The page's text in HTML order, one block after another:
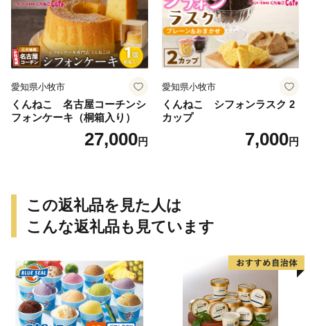
愛知県小牧市
くんねこ 名古屋コーチンシ
フォンケーキ（桐箱入り）
27,000円
愛知県小牧市
くんねこ シフォンラスク 2
カップ
7,000円
この返礼品を見た人は
こんな返礼品も見ています